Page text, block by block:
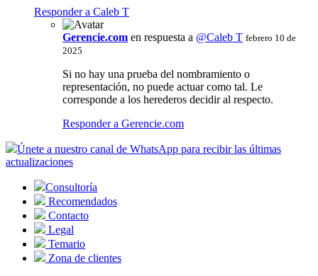
Responder a Caleb T
Gerencie.com en respuesta a @Caleb T febrero 10 de
2025
Si no hay una prueba del nombramiento o
representación, no puede actuar como tal. Le
corresponde a los herederos decidir al respecto.
Responder a Gerencie.com
Únete a nuestro canal de WhatsApp para recibir las últimas
actualizaciones
Consultoría
Recomendados
Contacto
Legal
Temario
Zona de clientes